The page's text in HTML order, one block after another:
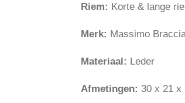
Riem: Korte & lange
Merk: Massimo
Materiaal: Leder
Afmetingen: 30 x 21 x